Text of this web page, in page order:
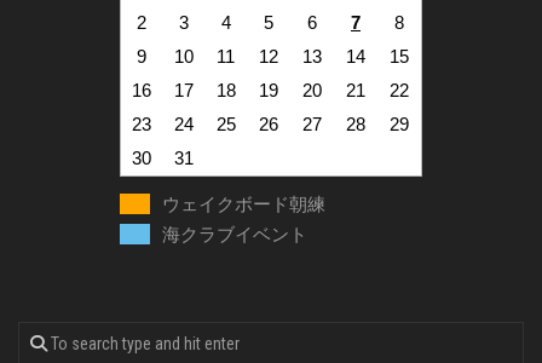
2
3 4 5 6 7
8
9
10 11 12 13 14
15
16
17 18 19 20 21
22
23
24 25 26 27 28
29
30
31
ウェイクボード朝練
海クラブイベント